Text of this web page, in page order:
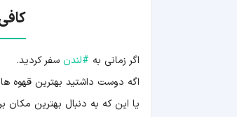
اگر زمانی به #لندن سفر کردید.
اگه دوست داشتید بهترین قهوه
یا این که به دنبال بهترین مکان